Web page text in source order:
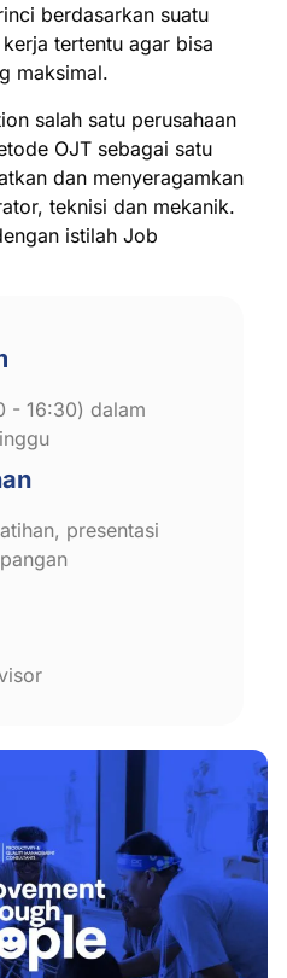
berdasarkan suatu
tertentu agar bisa
maksimal.
salah satu perusahaan
OJT sebagai satu
dan menyeragamkan
teknisi dan mekanik.
istilah Job
- 16:30) dalam
presentasi